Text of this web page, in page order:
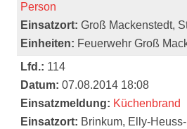
Person
Einsatzort: Groß Mackenstedt,
Einheiten: Feuerwehr Groß
Lfd.: 114
Datum: 07.08.2014 18:08
Einsatzmeldung: Küchenbrand
Einsatzort: Brinkum, Elly-